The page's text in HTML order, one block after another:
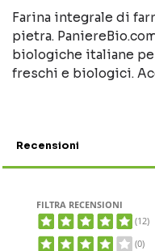
Farina integrale di
pietra.
biologiche italiane
freschi e biologici.
Recensioni
FILTRA RECENSIONI
(12)
(0)